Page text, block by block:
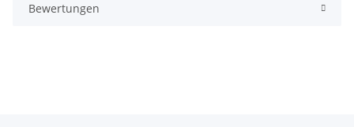
Bewertungen